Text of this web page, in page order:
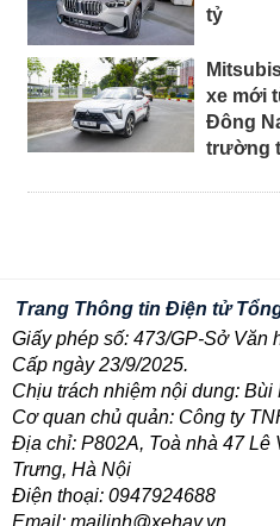
tỷ
xe mới
Đông
trường
Trang Thông tin Điện tử
Giấy phép số: 473/GP-Sở Văn
Cấp ngày 23/9/2025.
Chịu trách nhiệm nội dung: Bùi
Cơ quan chủ quản: Công ty
Địa chỉ: P802A, Toà nhà 47 Lê
Trưng, Hà Nội
Điện thoại: 0947924688
Email: mailinh@xehay.vn